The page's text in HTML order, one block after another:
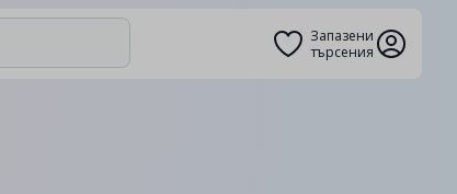
Запазени
търсения